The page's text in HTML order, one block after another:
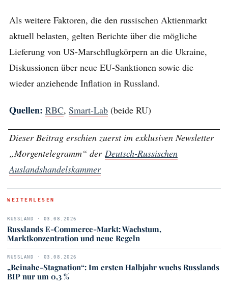
Als weitere Faktoren, die den russischen Aktienmarkt
aktuell belasten, gelten Berichte über die mögliche
Lieferung von US-Marschflugkörpern an die Ukraine,
Diskussionen über neue EU-Sanktionen sowie die
wieder anziehende Inflation in Russland.
Quellen: RBC, Smart-Lab (beide RU)
Dieser Beitrag erschien zuerst im exklusiven Newsletter
„Morgentelegramm“ der Deutsch-Russischen
Auslandshandelskammer
WEITERLESEN
RUSSLAND · 03.08.2026
Russlands E-Commerce-Markt: Wachstum,
Marktkonzentration und neue Regeln
RUSSLAND · 03.08.2026
„Beinahe-Stagnation“: Im ersten Halbjahr wuchs Russlands
BIP nur um 0,3 %